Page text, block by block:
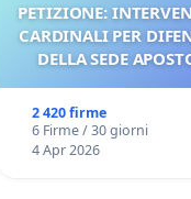
PETIZIONE:
CARDINALI PER
DELLA SEDE
2 420 firme
6 Firme / 30 giorni
4 Apr 2026